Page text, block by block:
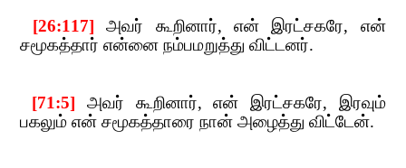
​​ [26:117] ​​அவர் கூறினார்,​​ என் இரட்சகரே,​​ என்
சமூகத்தார் என்னை நம்பமறுத்து விட்டனர்.
​​ [71:5] அவர் கூறினார்,​​என் இரட்சகரே,​​ இரவும்
பகலும் என் சமூகத்தாரை நான் அழைத்து விட்டேன்.